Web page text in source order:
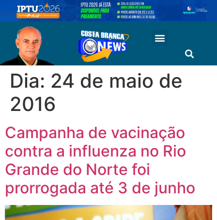
Dia: 24 de maio de
2016
Campanha de vacinação
contra a influenza no Rio
Grande do Norte foi
prorrogada até 3 de junho